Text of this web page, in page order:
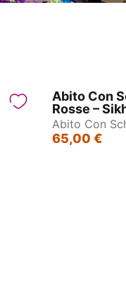
Abito Con
Rosse –
Abito Con
65,00 €